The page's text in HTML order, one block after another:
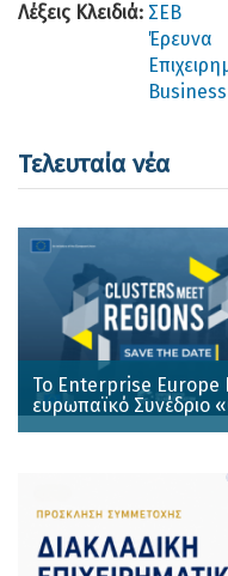
Λέξεις Κλειδιά: ΣΕΒ
Έρευνα
Τελευταία νέα
Το Enterprise Europe
ευρωπαϊκό Συνέδριο